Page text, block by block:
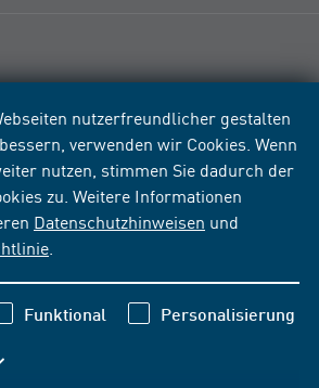
nutzerfreundlicher gestalten
verwenden wir Cookies. Wenn
nutzen, stimmen Sie dadurch der
zu. Weitere Informationen
Datenschutzhinweisen und
Funktional Personalisierung